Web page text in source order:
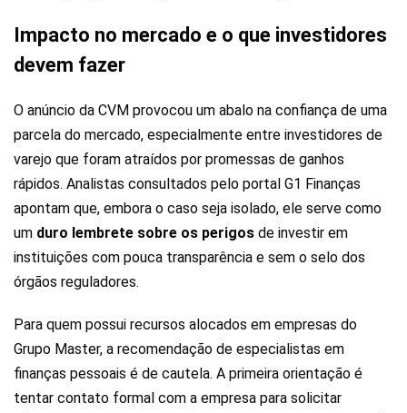
Impacto no mercado e o que investidores
devem fazer
O anúncio da CVM provocou um abalo na confiança de uma
parcela do mercado, especialmente entre investidores de
varejo que foram atraídos por promessas de ganhos
rápidos. Analistas consultados pelo portal G1 Finanças
apontam que, embora o caso seja isolado, ele serve como
um duro lembrete sobre os perigos de investir em
instituições com pouca transparência e sem o selo dos
órgãos reguladores.
Para quem possui recursos alocados em empresas do
Grupo Master, a recomendação de especialistas em
finanças pessoais é de cautela. A primeira orientação é
tentar contato formal com a empresa para solicitar